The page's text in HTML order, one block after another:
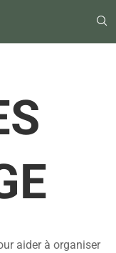
aider à organiser